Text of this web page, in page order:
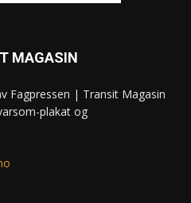
MAGASIN
Fagpressen | Transit Magasin
plakat og